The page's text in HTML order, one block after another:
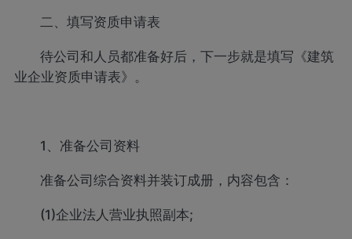
二、填写资质申请表
待公司和人员都准备好后，下一步就是填写《建筑
业企业资质申请表》。
1、准备公司资料
准备公司综合资料并装订成册，内容包含：
(1)企业法人营业执照副本;